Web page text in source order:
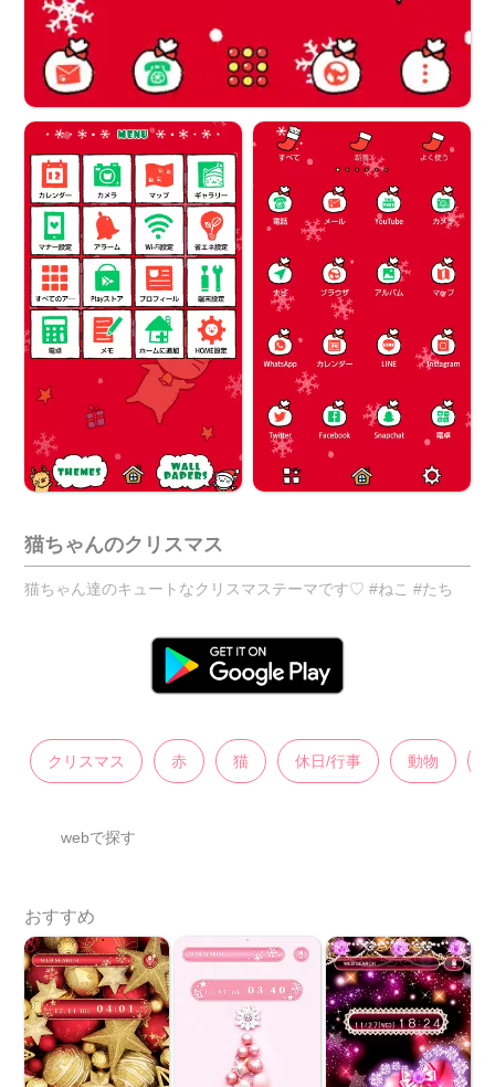
猫ちゃんのクリスマス
猫ちゃん達のキュートなクリスマステーマです♡ #ねこ #たち
クリスマス 赤 猫 休日/行事 動物
webで探す
おすすめ